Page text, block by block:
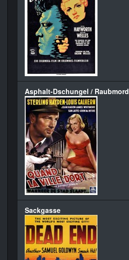
Asphalt-Dschungel / Raubmord
Sackgasse